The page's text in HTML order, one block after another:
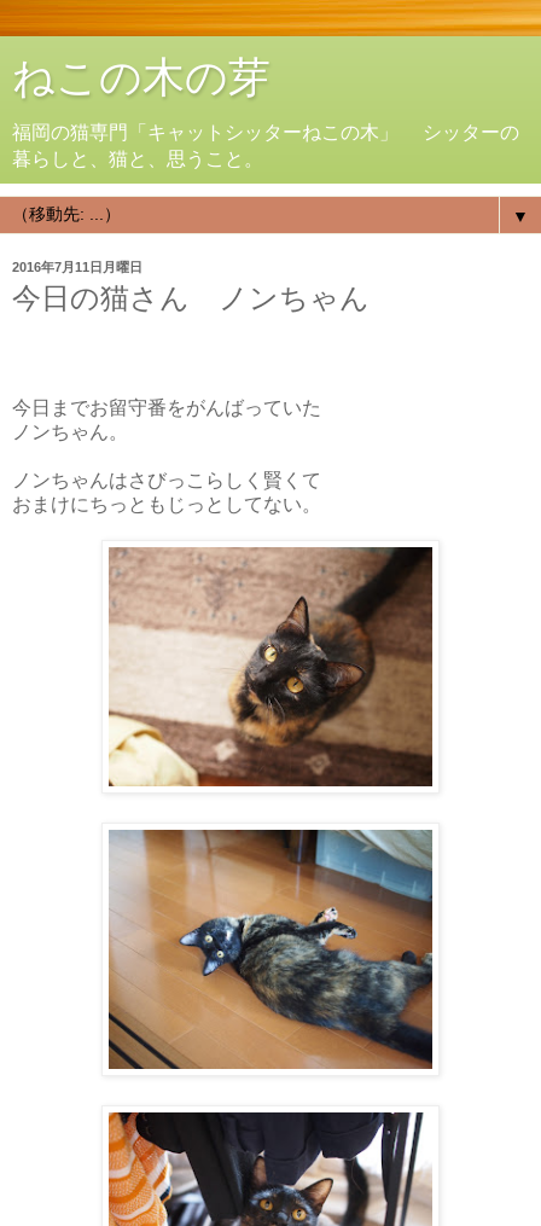
ねこの木の芽
福岡の猫専門「キャットシッターねこの木」 シッターの
暮らしと、猫と、思うこと。
▼
2016年7月11日月曜日
今日の猫さん ノンちゃん
今日までお留守番をがんばっていた
ノンちゃん。
ノンちゃんはさびっこらしく賢くて
おまけにちっともじっとしてない。